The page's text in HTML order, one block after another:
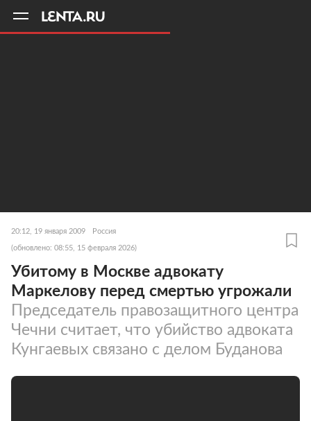
20:12, 19 января 2009 Россия
(обновлено: 08:55, 15 февраля 2026)
Убитому в Москве адвокату
Маркелову перед смертью угрожали
Председатель правозащитного центра
Чечни считает, что убийство адвоката
Кунгаевых связано с делом Буданова